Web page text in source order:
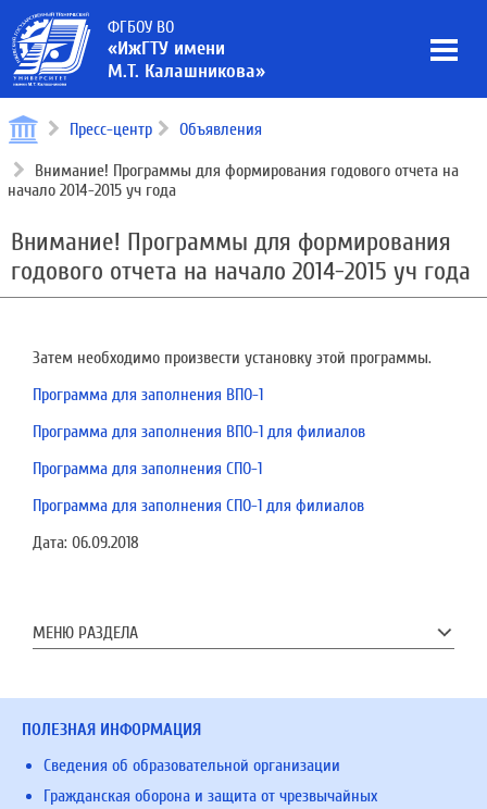
ФГБОУ ВО
«ИжГТУ имени
М.Т. Калашникова»
Пресс-центр Объявления
Внимание! Программы для формирования годового отчета на
начало 2014-2015 уч года
Внимание! Программы для формирования
годового отчета на начало 2014-2015 уч года
Затем необходимо произвести установку этой программы.
Программа для заполнения ВПО-1
Программа для заполнения ВПО-1 для филиалов
Программа для заполнения СПО-1
Программа для заполнения СПО-1 для филиалов
Дата: 06.09.2018
МЕНЮ РАЗДЕЛА
ПОЛЕЗНАЯ ИНФОРМАЦИЯ
Сведения об образовательной организации
Гражданская оборона и защита от чрезвычайных